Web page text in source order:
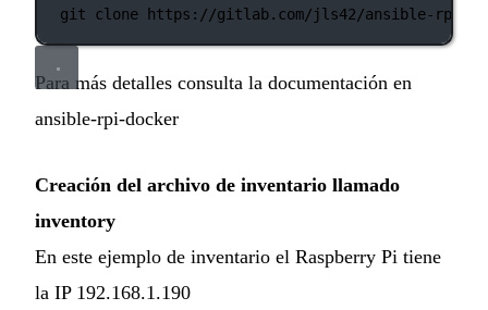
git clone https://gitlab.com/jls42/ansible-rpi-
Para más detalles consulta la documentación en
ansible-rpi-docker
Creación del archivo de inventario llamado
inventory
En este ejemplo de inventario el Raspberry Pi tiene
la IP 192.168.1.190